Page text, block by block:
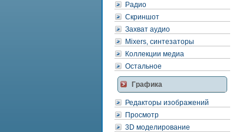
Радио
Скриншот
Захват аудио
Mixers, синтезаторы
Коллекции медиа
Остальное
Графика
Редакторы изображений
Просмотр
3D моделирование